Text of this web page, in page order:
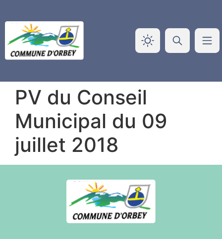
PV du Conseil
Municipal du 09
juillet 2018